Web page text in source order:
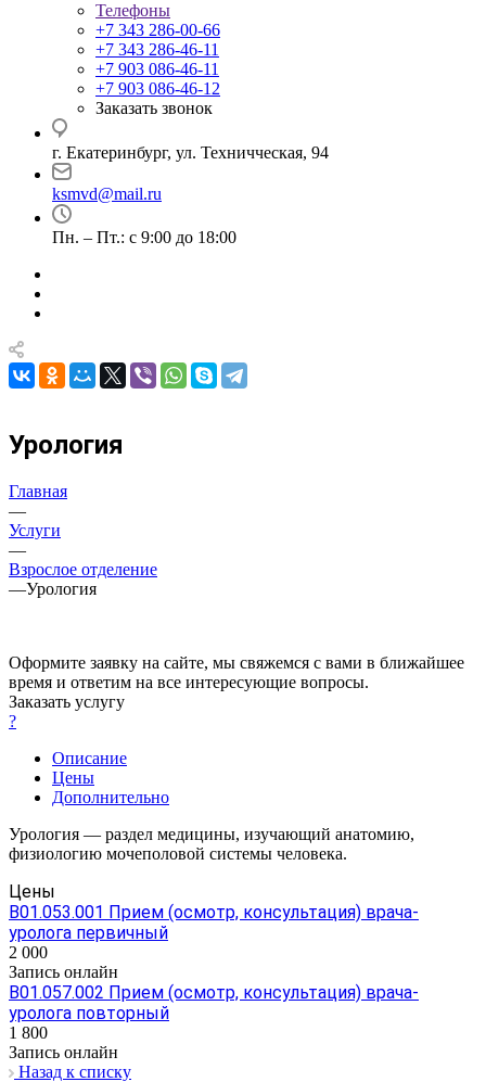
Телефоны
+7 343 286-00-66
+7 343 286-46-11
+7 903 086-46-11
+7 903 086-46-12
Заказать звонок
г. Екатеринбург, ул. Техничческая, 94
ksmvd@mail.ru
Пн. – Пт.: с 9:00 до 18:00
Урология
Главная
—
Услуги
—
Взрослое отделение
—Урология
Оформите заявку на сайте, мы свяжемся с вами в ближайшее
время и ответим на все интересующие вопросы.
Заказать услугу
?
Описание
Цены
Дополнительно
Урология — раздел медицины, изучающий анатомию,
физиологию мочеполовой системы человека.
Цены
В01.053.001 Прием (осмотр, консультация) врача-
уролога первичный
2 000
Запись онлайн
В01.057.002 Прием (осмотр, консультация) врача-
уролога повторный
1 800
Запись онлайн
Назад к списку